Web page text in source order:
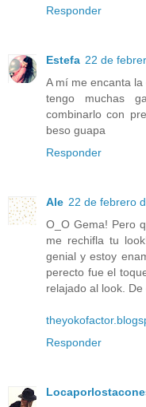
Responder
Estefa 22 de
A mí me encanta
tengo muchas
combinarlo con
beso guapa
Responder
Ale 22 de febrero
O_O Gema! Pero
me rechifla tu
genial y estoy
perecto fue el
relajado al look. De
Responder